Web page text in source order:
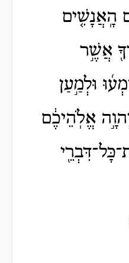
הָֽאֲנָשִׁ֤ים
אֲשֶׁ֣ר
וּלְמַ֣עַן
אֱלֹֽהֵיכֶ֔ם